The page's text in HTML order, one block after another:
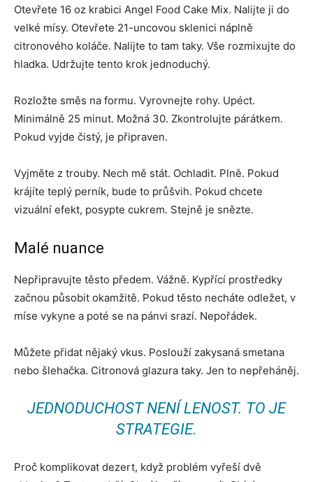
Otevřete 16 oz krabici Angel Food Cake Mix. Nalijte ji do
velké mísy. Otevřete 21-uncovou sklenici náplně
citronového koláče. Nalijte to tam taky. Vše rozmixujte do
hladka. Udržujte tento krok jednoduchý.
Rozložte směs na formu. Vyrovnejte rohy. Upéct.
Minimálně 25 minut. Možná 30. Zkontrolujte párátkem.
Pokud vyjde čistý, je připraven.
Vyjměte z trouby. Nech mě stát. Ochladit. Plně. Pokud
krájíte teplý perník, bude to průšvih. Pokud chcete
vizuální efekt, posypte cukrem. Stejně je snězte.
Malé nuance
Nepřipravujte těsto předem. Vážně. Kypřící prostředky
začnou působit okamžitě. Pokud těsto necháte odležet, v
míse vykyne a poté se na pánvi srazí. Nepořádek.
Můžete přidat nějaký vkus. Poslouží zakysaná smetana
nebo šlehačka. Citronová glazura taky. Jen to nepřeháněj.
JEDNODUCHOST NENÍ LENOST. TO JE
STRATEGIE.
Proč komplikovat dezert, když problém vyřeší dvě